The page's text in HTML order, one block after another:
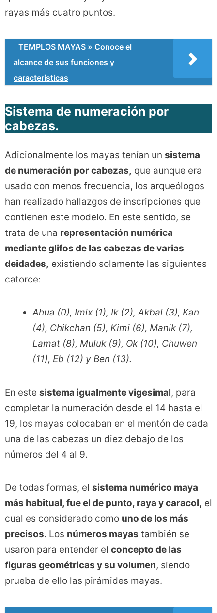
rayas más cuatro puntos.
TEMPLOS MAYAS » Conoce el
alcance de sus funciones y
características
Sistema de numeración por
cabezas.
Adicionalmente los mayas tenían un sistema
de numeración por cabezas, que aunque era
usado con menos frecuencia, los arqueólogos
han realizado hallazgos de inscripciones que
contienen este modelo. En este sentido, se
trata de una representación numérica
mediante glifos de las cabezas de varias
deidades, existiendo solamente las siguientes
catorce:
Ahua (0), Imix (1), Ik (2), Akbal (3), Kan
(4), Chikchan (5), Kimi (6), Manik (7),
Lamat (8), Muluk (9), Ok (10), Chuwen
(11), Eb (12) y Ben (13).
En este sistema igualmente vigesimal, para
completar la numeración desde el 14 hasta el
19, los mayas colocaban en el mentón de cada
una de las cabezas un diez debajo de los
números del 4 al 9.
De todas formas, el sistema numérico maya
más habitual, fue el de punto, raya y caracol, el
cual es considerado como uno de los más
precisos. Los números mayas también se
usaron para entender el concepto de las
figuras geométricas y su volumen, siendo
prueba de ello las pirámides mayas.